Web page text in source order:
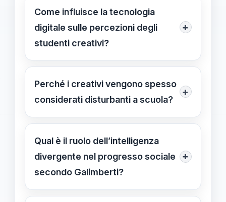
lo sviluppo delle potenzialità uniche di
ogni individuo e trascurando
l'importanza delle forme di
Come influisce la tecnologia
digitale sulle percezioni degli
studenti creativi?
+
Le tecnologie digitali rafforzano
l'orientamento verso risposte binarie,
tendendo a ridurre il pensiero
l’uniformità del pensiero.
Perché i creativi vengono spesso
considerati disturbanti a scuola?
+
Perché il loro modo di pensare
diverso e non conformista si scontra
con le aspettative di risposte
univoche e strutture rigide del
Qual è il ruolo dell’intelligenza
divergente nel progresso sociale
secondo Galimberti?
+
Favorisce nuove soluzioni e